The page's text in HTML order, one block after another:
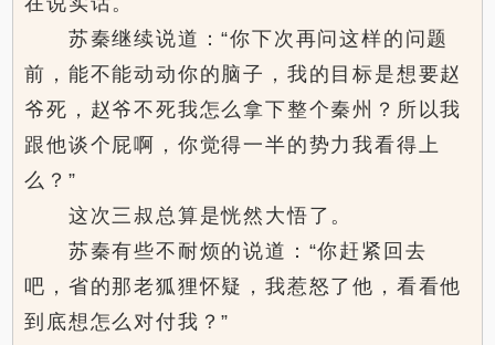
苏秦继续说道：“你下次再问这样的问题
前，能不能动动你的脑子，我的目标是想要赵
爷死，赵爷不死我怎么拿下整个秦州？所以我
跟他谈个屁啊，你觉得一半的势力我看得上
么？”
这次三叔总算是恍然大悟了。
苏秦有些不耐烦的说道：“你赶紧回去
吧，省的那老狐狸怀疑，我惹怒了他，看看他
到底想怎么对付我？”